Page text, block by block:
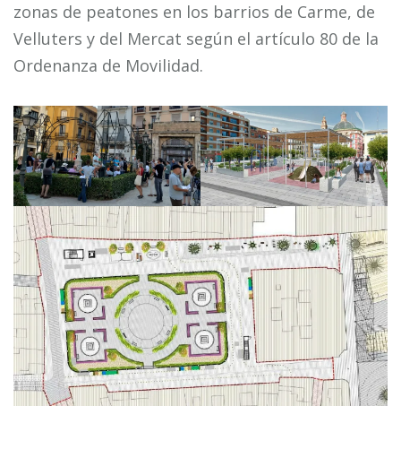
zonas de peatones en los barrios de Carme, de
Velluters y del Mercat según el artículo 80 de la
Ordenanza de Movilidad.